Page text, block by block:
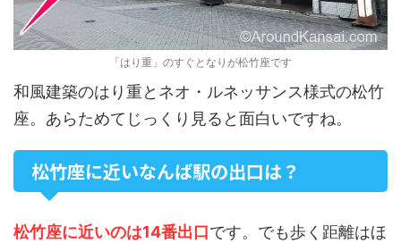
「はり重」のすぐとなりが松竹座です
和風建築のはり重とネオ・ルネッサンス様式の松竹
座。あらためてじっくり見ると面白いですね。
松竹座に近いなんば駅の出口は？
松竹座に近いのは14番出口です。でも歩く距離はほ